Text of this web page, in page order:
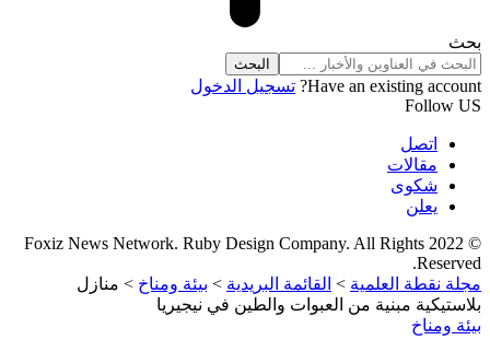
بحث
Have an existing account?
تسجيل الدخول
Follow US
اتصل
مقالات
شكوى
يعلن
© 2022 Foxiz News Network. Ruby Design Company. All Rights
Reserved.
مجلة نقطة العلمية > القائمة البريدية > بيئة ومناخ > منازل
بلاستيكية مبنية من العبوات والطين في نيجيريا
بيئة ومناخ